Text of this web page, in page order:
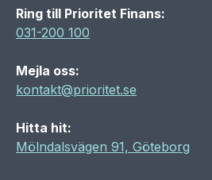
Ring till Prioritet Finans:
031-200 100
Mejla oss:
kontakt@prioritet.se
Hitta hit:
Mölndalsvägen 91, Göteborg